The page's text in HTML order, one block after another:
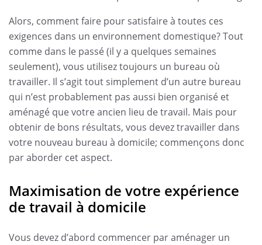
Alors, comment faire pour satisfaire à toutes ces
exigences dans un environnement domestique? Tout
comme dans le passé (il y a quelques semaines
seulement), vous utilisez toujours un bureau où
travailler. Il s’agit tout simplement d’un autre bureau
qui n’est probablement pas aussi bien organisé et
aménagé que votre ancien lieu de travail. Mais pour
obtenir de bons résultats, vous devez travailler dans
votre nouveau bureau à domicile; commençons donc
par aborder cet aspect.
Maximisation de votre expérience
de travail à domicile
Vous devez d’abord commencer par aménager un